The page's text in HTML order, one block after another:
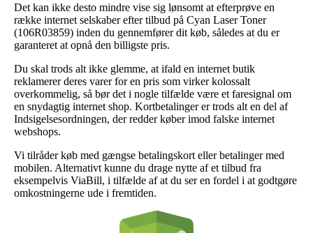
Det kan ikke desto mindre vise sig lønsomt at efterprøve en
række internet selskaber efter tilbud på Cyan Laser Toner
(106R03859) inden du gennemfører dit køb, således at du er
garanteret at opnå den billigste pris.
Du skal trods alt ikke glemme, at ifald en internet butik
reklamerer deres varer for en pris som virker kolossalt
overkommelig, så bør det i nogle tilfælde være et faresignal om
en snydagtig internet shop. Kortbetalinger er trods alt en del af
Indsigelsesordningen, der redder køber imod falske internet
webshops.
Vi tilråder køb med gængse betalingskort eller betalinger med
mobilen. Alternativt kunne du drage nytte af et tilbud fra
eksempelvis ViaBill, i tilfælde af at du ser en fordel i at godtgøre
omkostningerne ude i fremtiden.